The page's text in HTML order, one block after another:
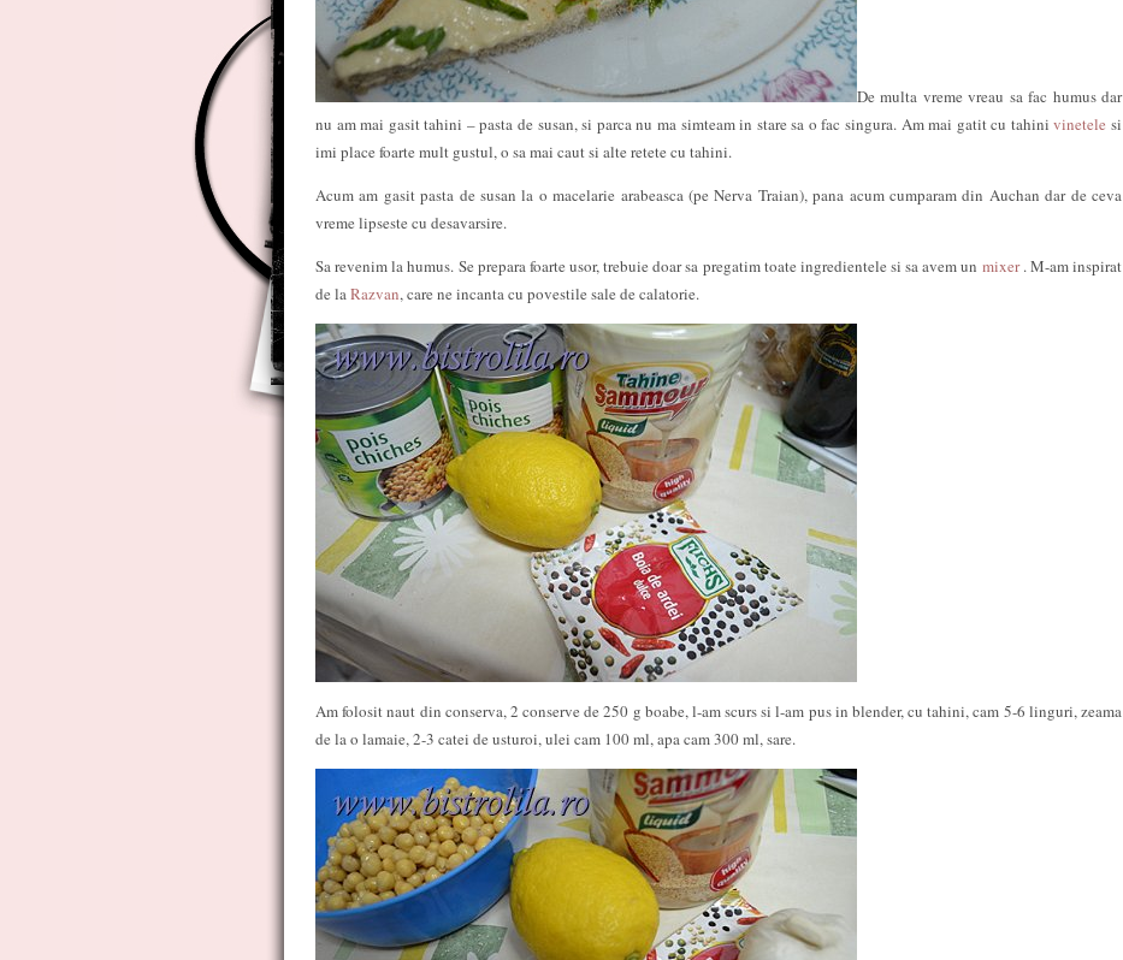
De multa vreme vreau sa fac humus dar
nu am mai gasit tahini – pasta de susan, si parca nu ma simteam in stare sa o fac singura. Am mai gatit cu tahinivinetelesi
imi place foarte mult gustul, o sa mai caut si alte retete cu tahini.
Acum am gasit pasta de susan la o macelarie arabeasca (pe Nerva Traian), pana acum cumparam din Auchan dar de ceva
vreme lipseste cu desavarsire.
Sa revenim la humus. Se prepara foarte usor, trebuie doar sa pregatim toate ingredientele si sa avem un mixer. M-am inspirat
de laRazvan, care ne incanta cu povestile sale de calatorie.
Am folosit naut din conserva, 2 conserve de 250 g boabe, l-am scurs si l-am pus in blender, cu tahini, cam 5-6 linguri, zeama
de la o lamaie, 2-3 catei de usturoi, ulei cam 100 ml, apa cam 300 ml, sare.